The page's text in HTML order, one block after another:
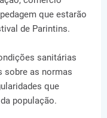
que estarão
de Parintins.
sanitárias
sobre as normas
que
população.